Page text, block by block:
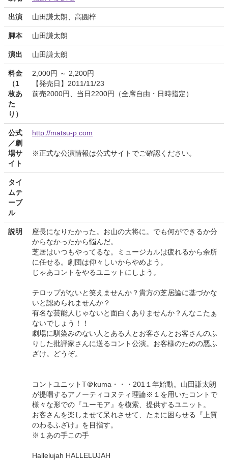
出演 山田謙太朗、高圓梓
脚本 山田謙太朗
演出 山田謙太朗
料金
（1
枚あ
た
り）
2,000円 ～ 2,200円
【発売日】2011/11/23
前売2000円、当日2200円（全席自由・日時指定）
公式
／劇
場サ
イト
http://matsu-p.com
※正式な公演情報は公式サイトでご確認ください。
タイ
ムテ
ーブ
ル
説明
座長になりたかった。お山の大将に。でも何ができるか分
からなかったから悩んだ。
芝居はいつもやってるな。ミュージカルは疲れるから余所
に任せる。劇団は仰々しいからやめよう。
じゃあコントをやるユニットにしよう。
テロップがないと笑えませんか？貴方の芝居論に基づかな
いと認められませんか？
有名な芸能人じゃないと面白くありませんか？んなこたぁ
ないでしょう！！
劇場に馴染みのない人とある人とお客さんとお客さんのふ
りした批評家さんに送るコント公演。お客様のための悪ふ
ざけ。どうぞ。
コントユニットT＠kuma・・・201１年始動。山田謙太朗
が提唱するアノーティコヌティ理論※１を用いたコントで
様々な形での『ユーモア』を模索、提供するユニット。
お客さんを楽しませて呆れさせて、たまに困らせる『上質
のわるふざけ』を目指す。
※１あの手この手
Hallelujah HALLELUJAH